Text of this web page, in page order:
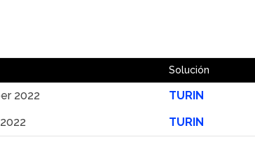
Solución
2022
TURIN
TURIN